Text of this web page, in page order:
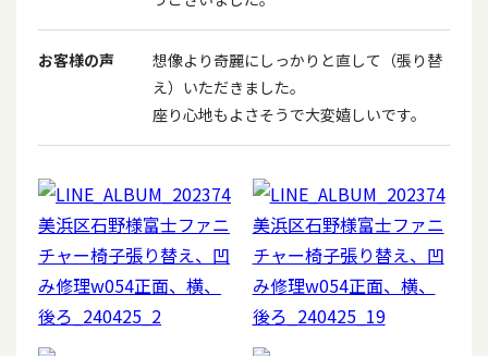
お客様の声
想像より奇麗にしっかりと直して（張り替
え）いただきました。
座り心地もよさそうで大変嬉しいです。